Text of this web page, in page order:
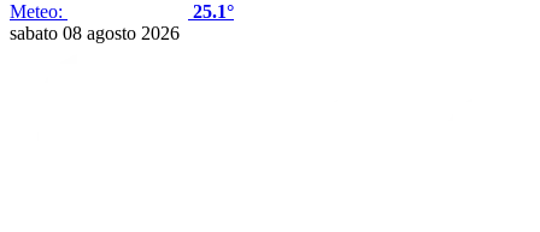
Meteo:
25.1°
sabato 08 agosto 2026